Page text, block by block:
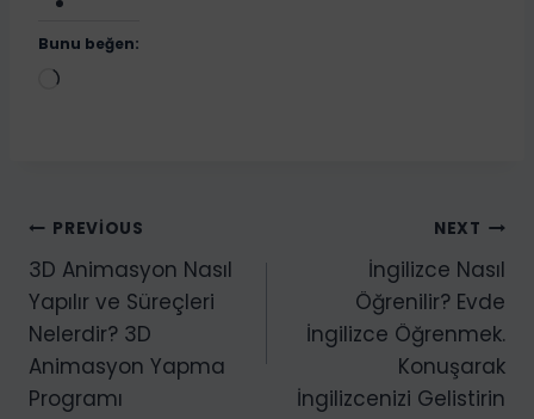
Bunu beğen:
Y
n
y
o
r
.
Yazı
gezinmesi
PREVIOUS
3D Animasyon Nasıl
Yapılır ve Süreçleri
Nelerdir? 3D
Animasyon Yapma
Programı
NEXT
İngilizce Nasıl
Öğrenilir? Evde
İngilizce Öğrenmek.
Konuşarak
İngilizcenizi Gelistirin